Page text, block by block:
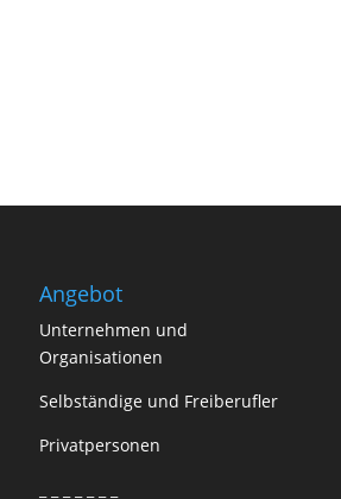
Angebot
Unternehmen und
Organisationen
Selbständige und Freiberufler
Privatpersonen